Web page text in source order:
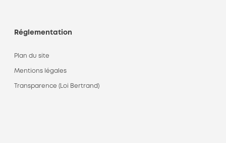
Réglementation
Plan du site
Mentions légales
Transparence (Loi Bertrand)